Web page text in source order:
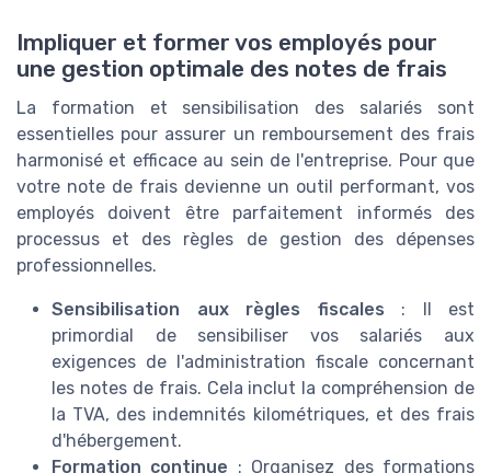
Impliquer et former vos employés pour
une gestion optimale des notes de frais
La formation et sensibilisation des salariés sont
essentielles pour assurer un remboursement des frais
harmonisé et efficace au sein de l'entreprise. Pour que
votre note de frais devienne un outil performant, vos
employés doivent être parfaitement informés des
processus et des règles de gestion des dépenses
professionnelles.
Sensibilisation aux règles fiscales : Il est
primordial de sensibiliser vos salariés aux
exigences de l'administration fiscale concernant
les notes de frais. Cela inclut la compréhension de
la TVA, des indemnités kilométriques, et des frais
d'hébergement.
Formation continue : Organisez des formations